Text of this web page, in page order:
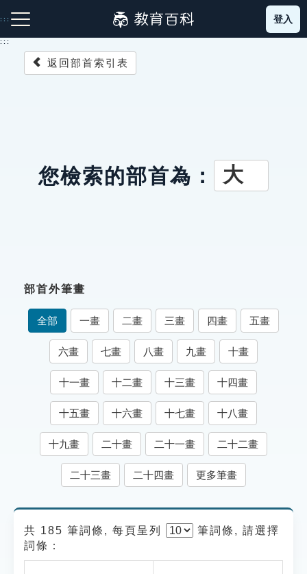
到
主
:::
成語故事
索引選單
知識索引
單字索引
生命大百科索引
遊戲專區
貓頭鷹博士
登入
:::
返回部首索引表
您檢索的部首為： 大
部首外筆畫
全部 一畫 二畫 三畫 四畫 五畫
六畫 七畫 八畫 九畫 十畫
十一畫 十二畫 十三畫 十四畫
十五畫 十六畫 十七畫 十八畫
十九畫 二十畫 二十一畫 二十二畫
二十三畫 二十四畫 更多筆畫
共 185 筆詞條, 每頁呈列 筆詞條, 請選擇
詞條：